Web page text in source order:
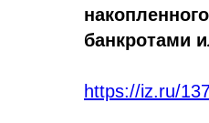
банкротами
https://iz.ru/